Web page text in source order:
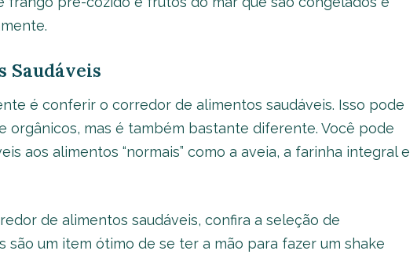
Saudáveis
é conferir o corredor de alimentos saudáveis. Isso pode
orgânicos, mas é também bastante diferente. Você pode
aos alimentos “normais” como a aveia, a farinha integral e
de alimentos saudáveis, confira a seleção de
são um item ótimo de se ter a mão para fazer um shake